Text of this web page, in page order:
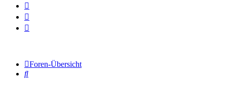
Foren-Übersicht
Suche